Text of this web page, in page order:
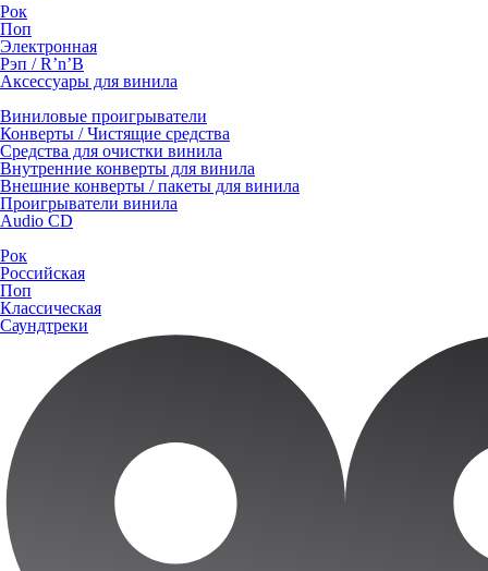
Рок
Поп
Электронная
Рэп / R’n’B
Аксессуары для винила
Виниловые проигрыватели
Конверты / Чистящие средства
Средства для очистки винила
Внутренние конверты для винила
Внешние конверты / пакеты для винила
Проигрыватели винила
Audio CD
Рок
Российская
Поп
Классическая
Саундтреки